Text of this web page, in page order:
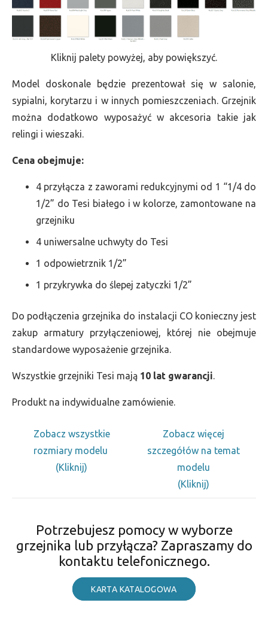
Kliknij palety powyżej, aby powiększyć.
Model doskonale będzie prezentował się w salonie,
sypialni, korytarzu i w innych pomieszczeniach. Grzejnik
można dodatkowo wyposażyć w akcesoria takie jak
relingi i wieszaki.
Cena obejmuje:
4 przyłącza z zaworami redukcyjnymi od 1 “1/4 do
1/2” do Tesi białego i w kolorze, zamontowane na
grzejniku
4 uniwersalne uchwyty do Tesi
1 odpowietrznik 1/2”
1 przykrywka do ślepej zatyczki 1/2”
Do podłączenia grzejnika do instalacji CO konieczny jest
zakup armatury przyłączeniowej, której nie obejmuje
standardowe wyposażenie grzejnika.
Wszystkie grzejniki Tesi mają 10 lat gwarancji.
Produkt na indywidualne zamówienie.
Zobacz wszystkie
rozmiary modelu
(Kliknij)
Zobacz więcej
szczegółów na temat
modelu
(Kliknij)
Potrzebujesz pomocy w wyborze
grzejnika lub przyłącza? Zapraszamy do
kontaktu telefonicznego.
KARTA KATALOGOWA